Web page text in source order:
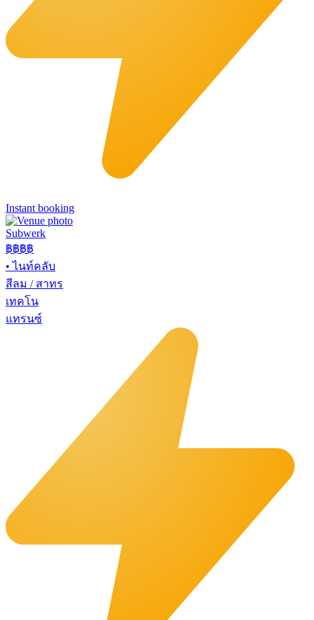
Instant booking
Subwerk
฿฿฿฿
•ไนท์คลับ
สีลม / สาทร
เทคโน
แทรนซ์